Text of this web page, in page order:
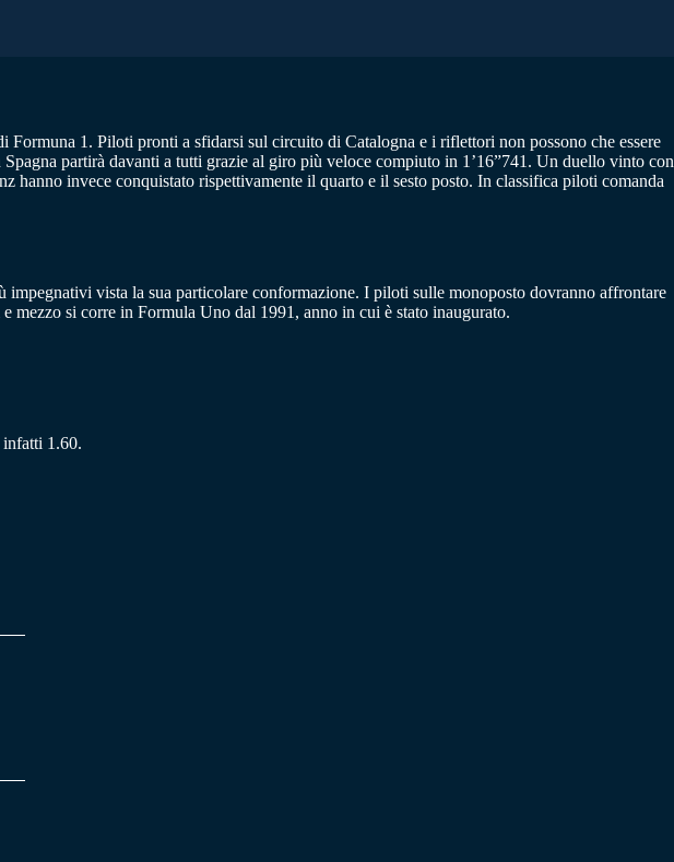
1. Piloti pronti a sfidarsi sul circuito di Catalogna e i riflettori non possono che essere
partirà davanti a tutti grazie al giro più veloce compiuto in 1’16”741. Un duello vinto con
hanno invece conquistato rispettivamente il quarto e il sesto posto. In classifica piloti comanda
vista la sua particolare conformazione. I piloti sulle monoposto dovranno affrontare
mezzo si corre in Formula Uno dal 1991, anno in cui è stato inaugurato.
1.60.